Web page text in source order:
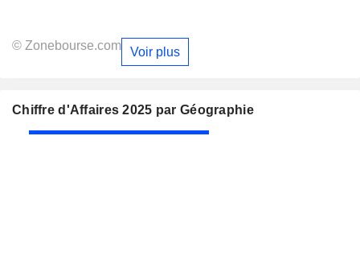
© Zonebourse.com Voir plus
Chiffre d'Affaires 2025 par Géographie